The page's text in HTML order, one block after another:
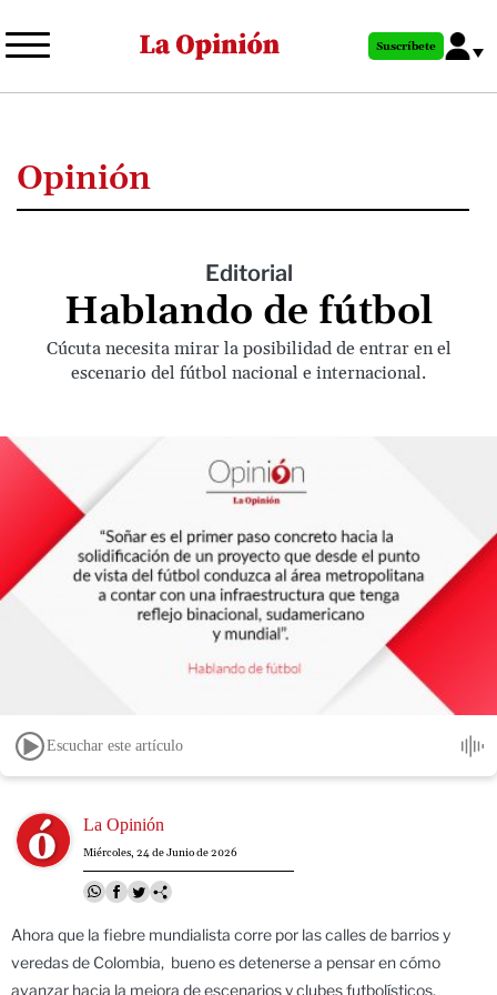
al
principal
Suscríbete
Opinión
Editorial
Hablando de fútbol
Cúcuta necesita mirar la posibilidad de entrar en el
escenario del fútbol nacional e internacional.
Escuchar este artículo
Image La Opinión
Miércoles, 24 de Junio de 2026
Ahora que la fiebre mundialista corre por las calles de barrios y
veredas de Colombia, bueno es detenerse a pensar en cómo
avanzar hacia la mejora de escenarios y clubes futbolísticos.